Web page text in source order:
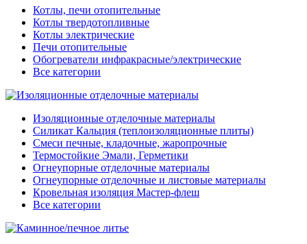
Котлы, печи отопительные
Котлы твердотопливные
Котлы электрические
Печи отопительные
Обогреватели инфракрасные/электрические
Все категории
Изоляционные отделочные материалы
Силикат Кальция (теплоизоляционные плиты)
Смеси печные, кладочные, жаропрочные
Термостойкие Эмали, Герметики
Огнеупорные отделочные материалы
Огнеупорные отделочные и листовые материалы
Кровельная изоляция Мастер-флеш
Все категории